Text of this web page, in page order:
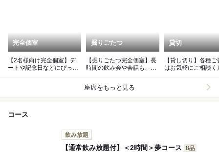
完全個室
【2名様向け完全個室】デ
ートや記念日などにぴった
掘りごたつ
【掘りごたつ完全個室】長
時間の飲み会や会話も、リ
貸切
【貸し切り】各種
はお気軽にご相談く
座席をもっと見る
コース
飲み放題
【通常飲み放題付】＜2時間＞夢コース
8品